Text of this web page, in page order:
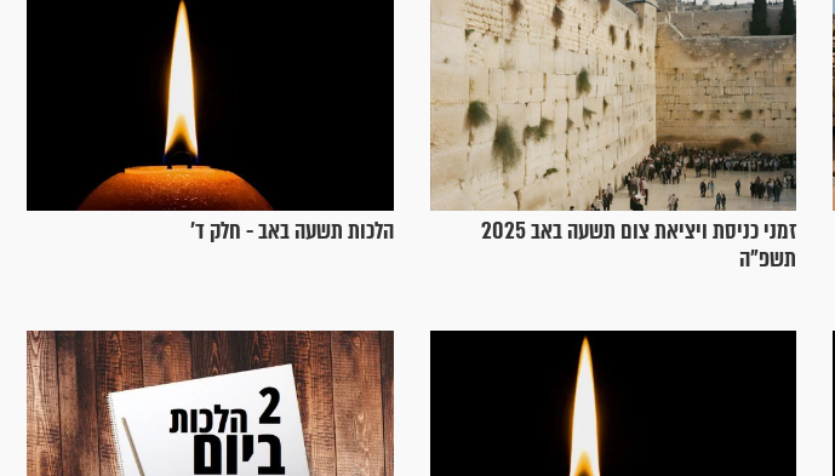
זמני כניסת ויציאת צום תשעה באב 2025
תשפ"ה
הלכות תשעה באב - חלק ד’